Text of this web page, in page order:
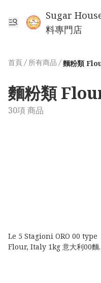
Sugar
料專門店
首頁 / 所有商品 / 麵粉類
麵粉類
30項 商品
Le 5 Stagioni ORO 00 type
Flour, Italy 1kg 意大利00麵粉